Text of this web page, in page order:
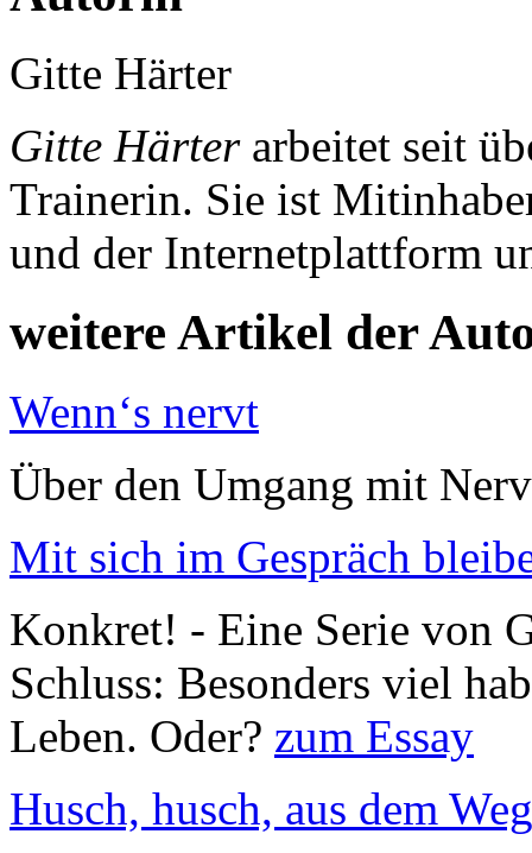
Gitte Härter
Gitte Härterarbeitet seit
Trainerin. Sie ist
und der Internetplattform
weitere Artikel der
Wenn‘s nervt
Über den Umgang mit
Mit sich im Gespräch
Konkret! - Eine Serie von
Schluss: Besonders viel
Leben. Oder? zum Essay
Husch, husch, aus dem